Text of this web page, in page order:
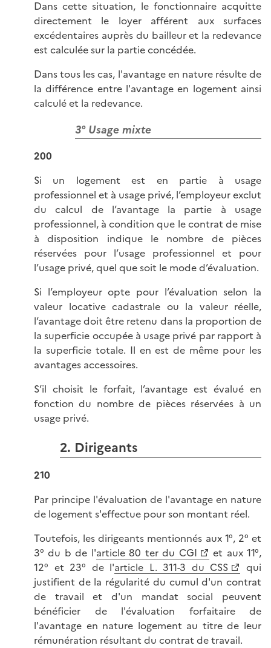
Dans cette situation, le fonctionnaire acquitte
directement le loyer afférent aux surfaces
excédentaires auprès du bailleur et la redevance
est calculée sur la partie concédée.
Dans tous les cas, l'avantage en nature résulte de
la différence entre l'avantage en logement ainsi
calculé et la redevance.
3° Usage mixte
200
Si un logement est en partie à usage
professionnel et à usage privé, l’employeur exclut
du calcul de l’avantage la partie à usage
professionnel, à condition que le contrat de mise
à disposition indique le nombre de pièces
réservées pour l’usage professionnel et pour
l’usage privé, quel que soit le mode d’évaluation.
Si l’employeur opte pour l’évaluation selon la
valeur locative cadastrale ou la valeur réelle,
l’avantage doit être retenu dans la proportion de
la superficie occupée à usage privé par rapport à
la superficie totale. Il en est de même pour les
avantages accessoires.
S’il choisit le forfait, l’avantage est évalué en
fonction du nombre de pièces réservées à un
usage privé.
2. Dirigeants
210
Par principe l'évaluation de l'avantage en nature
de logement s'effectue pour son montant réel.
Toutefois, les dirigeants mentionnés aux 1°, 2° et
3° du b de l'article 80 ter du CGI
et aux 11°,
12° et 23° de l'article L. 311-3 du CSS
qui
justifient de la régularité du cumul d'un contrat
de travail et d'un mandat social peuvent
bénéficier de l'évaluation forfaitaire de
l'avantage en nature logement au titre de leur
rémunération résultant du contrat de travail.